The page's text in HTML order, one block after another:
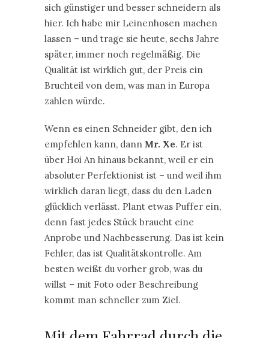
sich günstiger und besser schneidern als
hier. Ich habe mir Leinenhosen machen
lassen – und trage sie heute, sechs Jahre
später, immer noch regelmäßig. Die
Qualität ist wirklich gut, der Preis ein
Bruchteil von dem, was man in Europa
zahlen würde.
Wenn es einen Schneider gibt, den ich
empfehlen kann, dann Mr. Xe. Er ist
über Hoi An hinaus bekannt, weil er ein
absoluter Perfektionist ist – und weil ihm
wirklich daran liegt, dass du den Laden
glücklich verlässt. Plant etwas Puffer ein,
denn fast jedes Stück braucht eine
Anprobe und Nachbesserung. Das ist kein
Fehler, das ist Qualitätskontrolle. Am
besten weißt du vorher grob, was du
willst – mit Foto oder Beschreibung
kommt man schneller zum Ziel.